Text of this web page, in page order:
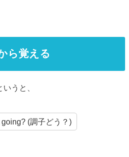
ら覚える
うと、
going? (調子どう？)